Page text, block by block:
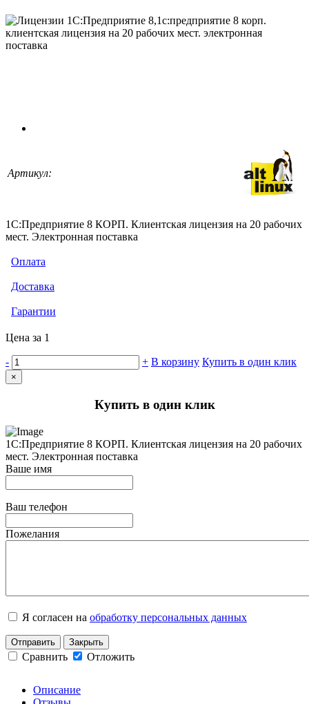
Артикул:
1С:Предприятие 8 КОРП. Клиентская лицензия на 20 рабочих
мест. Электронная поставка
Оплата
Доставка
Гарантии
Цена за 1
- + В корзину Купить в один клик
×
Купить в один клик
1С:Предприятие 8 КОРП. Клиентская лицензия на 20 рабочих
мест. Электронная поставка
Ваше имя
Ваш телефон
Пожелания
Я согласен на обработку персональных данных
Отправить Закрыть
Сравнить Отложить
Описание